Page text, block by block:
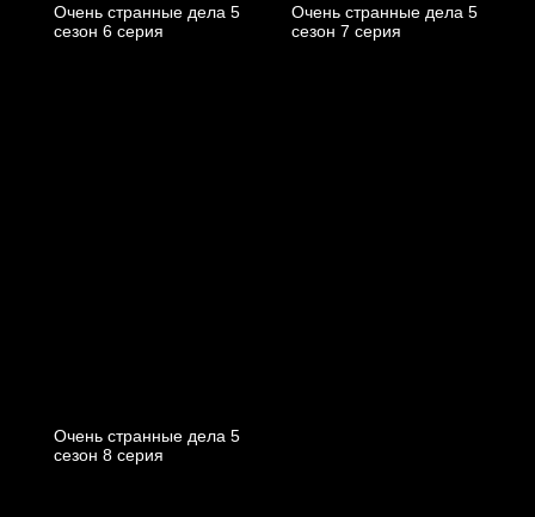
Очень странные дела 5
cезон 6 cерия
Очень странные дела 5
cезон 7 cерия
Очень странные дела 5
cезон 8 cерия